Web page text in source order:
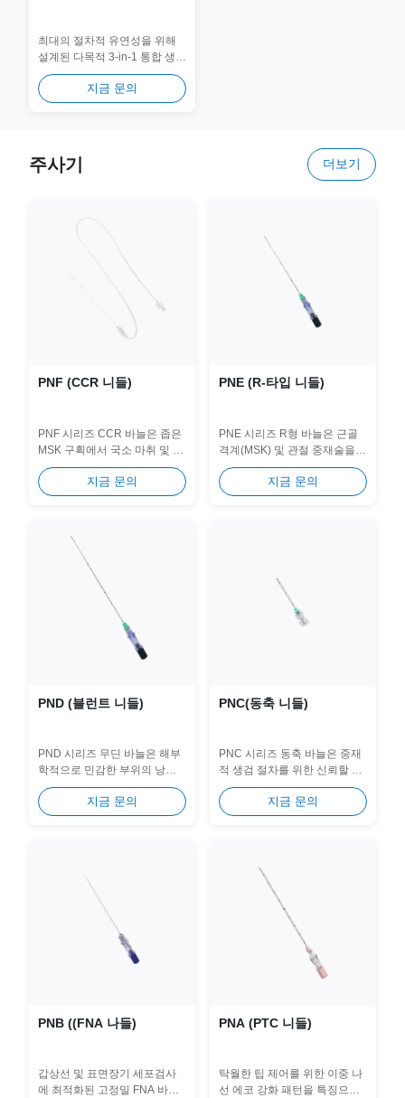
최대의 절차적 유연성을 위해
설계된 다목적 3-in-1 통합 생검
바늘입니다. 다양한 임상 요구
에 맞게 선택 가능한 전자동, 반
자동 및 제로 투척 발사 모드를
지금 문의
주사기 더보기
PNF (CCR 니들)
PNF 시리즈 CCR 바늘은 좁은
MSK 구획에서 국소 마취 및 정
밀한 수액 흡입을 위해 특별히
설계되었습니다. 사전 부착된
연장 튜브를 갖추고 있어 진동
지금 문의
PNE (R-타입 니들)
PNE 시리즈 R형 바늘은 근골
격계(MSK) 및 관절 중재술을
위해 특별히 설계된 고정밀 도
구입니다. 바깥쪽 니들 베벨을
2도 더 미세화하여 질긴 조직에
지금 문의
PND (블런트 니들)
PND 시리즈 무딘 바늘은 해부
학적으로 민감한 부위의 낭종
과 체액을 흡입하기 위한 특수
안전 솔루션입니다. 이 장치는
3면의 날카로운 내부 스타일러
지금 문의
PNC(동축 니들)
PNC 시리즈 동축 바늘은 중재
적 생검 절차를 위한 신뢰할 수
있는 "안내력" ​​역할을 합니다.
이를 통해 임상의는 표적 병변
에 대한 영구적인 접근 채널
지금 문의
PNB ((FNA 나들)
갑상선 및 표면장기 세포검사
에 최적화된 고정밀 FNA 바늘
PNA (PTC 니들)
탁월한 팁 제어를 위한 이중 나
선 에코 강화 패턴을 특징으로